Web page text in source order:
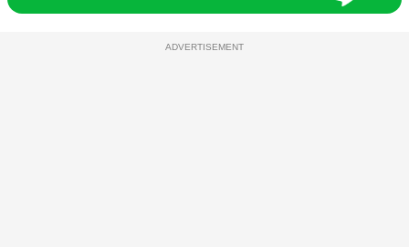
ADVERTISEMENT